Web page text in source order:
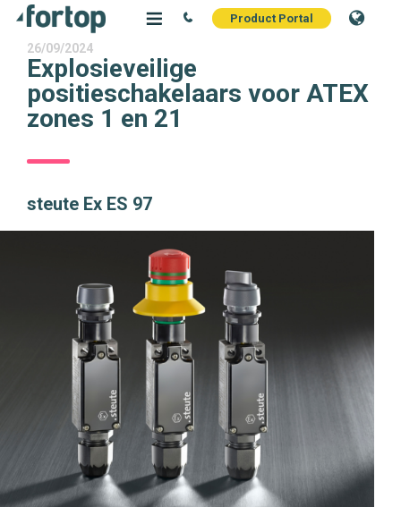
Product Portal
26/09/2024
Explosieveilige
positieschakelaars voor ATEX
zones 1 en 21
steute Ex ES 97